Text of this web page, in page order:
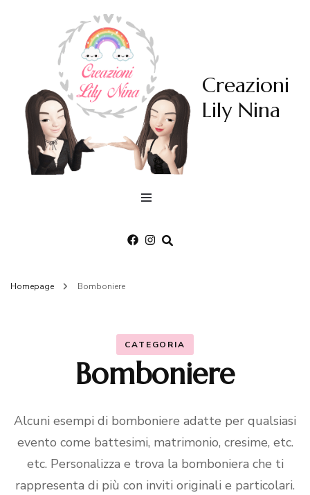
Creazioni
Lily Nina
Homepage Bomboniere
CATEGORIA
Bomboniere
Alcuni esempi di bomboniere adatte per qualsiasi
evento come battesimi, matrimonio, cresime, etc.
etc. Personalizza e trova la bomboniera che ti
rappresenta di più con inviti originali e particolari.